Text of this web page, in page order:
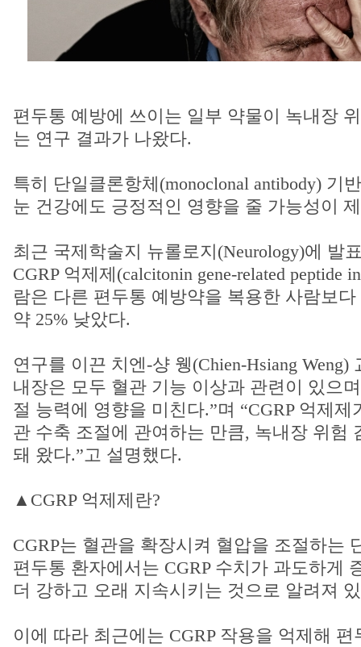
편두통 예방에 쓰이는 일부 약물이 녹내장
는 연구 결과가 나왔다.
특히 단일클론항체(monoclonal antibody) 기
눈 건강에도 긍정적인 영향을 줄 가능성이
최근 국제학술지 뉴롤로지(Neurology)에 발
CGRP 억제제(calcitonin gene-related peptide
람은 다른 편두통 예방약을 복용한 사람보
약 25% 낮았다.
연구를 이끈 치엔-샹 웽(Chien-Hsiang Weng)
내장은 모두 혈관 기능 이상과 관련이 있으
절 능력에 영향을 미친다.”며 “CGRP 억제
관 수축 조절에 관여하는 만큼, 녹내장 위험
돼 왔다.”고 설명했다.
▲CGRP 억제제란?
CGRP는 혈관을 확장시켜 혈압을 조절하는
편두통 환자에서는 CGRP 수치가 과도하게
더 강하고 오래 지속시키는 것으로 알려져
이에 따라 최근에는 CGRP 작용을 억제해